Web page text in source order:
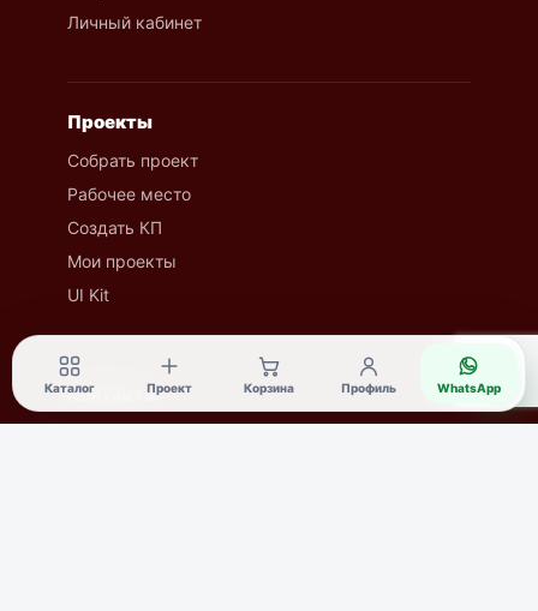
Личный кабинет
Проекты
Собрать проект
Рабочее место
Создать КП
Мои проекты
UI Kit
Контакты
Каталог Проект Корзина Профиль WhatsApp
◔